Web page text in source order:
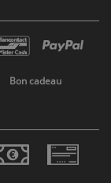
Bon cadeau